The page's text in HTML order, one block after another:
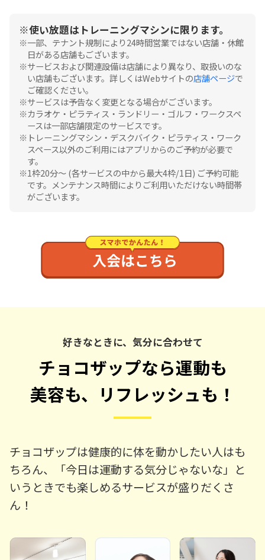
使い放題はトレーニングマシンに限ります。
一部、テナント規制により24時間営業ではない店舗・休館
日がある店舗もございます。
サービスおよび関連設備は店舗により異なり、取扱いのな
い店舗もございます。詳しくはWebサイトの店舗ページで
ご確認ください。
サービスは予告なく変更となる場合がございます。
カラオケ・ピラティス・ランドリー・ゴルフ・ワークスペ
ースは一部店舗限定のサービスです。
トレーニングマシン・デスクバイク・ピラティス・ワーク
スペース以外のご利用にはアプリからのご予約が必要で
す。
1枠20分〜 (各サービスの中から最大4枠/1日) ご予約可能
です。メンテナンス時間によりご利用いただけない時間帯
がございます。
好きなときに、気分に合わせて
チョコザップなら運動も
美容も、リフレッシュも！
チョコザップは健康的に体を動かしたい人はも
ちろん、「今日は運動する気分じゃないな」と
いうときでも楽しめるサービスが盛りだくさ
ん！